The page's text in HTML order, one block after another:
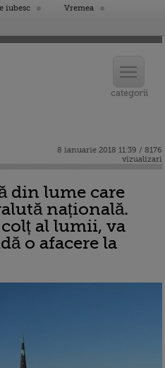
iubesc
Vremea
8 ianuarie 2018 11:39 / 8176
vizualizari
din lume care
națională.
al lumii, va
o afacere la